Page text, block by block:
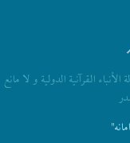
القرآنیة الدولیة و لا مانع